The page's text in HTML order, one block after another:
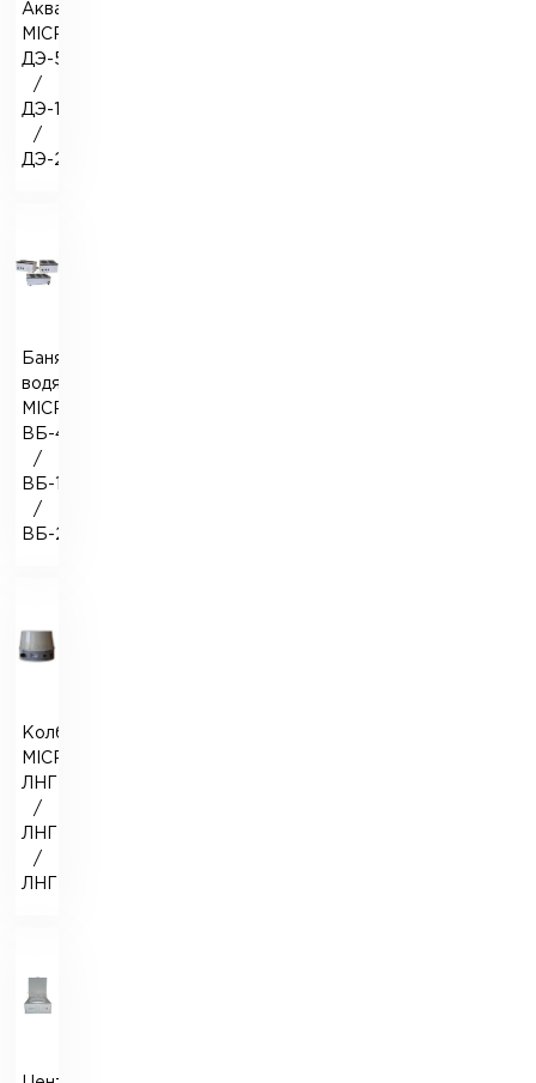
Аквадистиллятор
MICROmed
ДЭ-5
/
ДЭ-10
/
ДЭ-20
Баня
водяная
MICROmed
ВБ-4
/
ВБ-10
/
ВБ-20
Колбонагреватель
MICROmed
ЛНГ-250
/
ЛНГ-500
/
ЛНГ-1000